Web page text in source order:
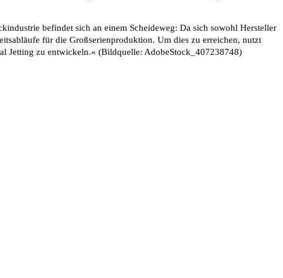
befindet sich an einem Scheideweg: Da sich sowohl Hersteller
für die Großserienproduktion. Um dies zu erreichen, nutzt
Jetting zu entwickeln.« (Bildquelle: AdobeStock_407238748)